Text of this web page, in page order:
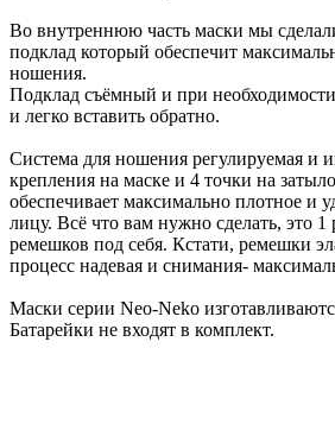
Во внутреннюю часть маски мы
подклад который обеспечит
ношения.
Подклад съёмный и при
и легко вставить обратно.
Система для ношения регулируемая и
крепления на маске и 4 точки на
обеспечивает максимально плотное и
лицу. Всё что вам нужно сделать, это 1
ремешков под себя. Кстати, ремешки
процесс надевая и снимания-
Маски серии Neo-Neko
Батарейки не входят в комплект.